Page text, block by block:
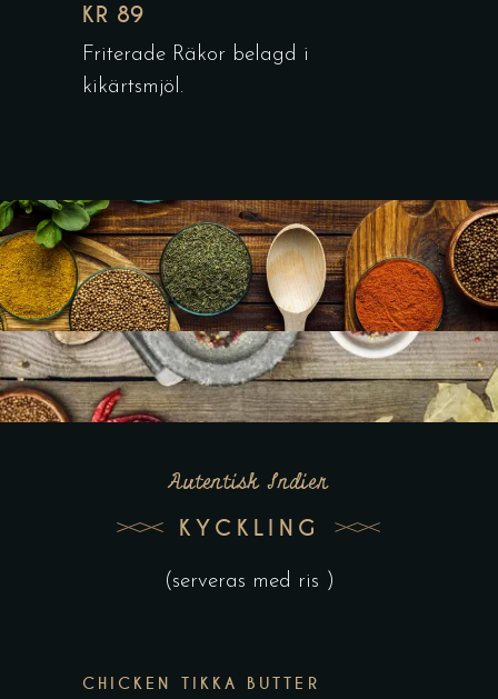
KR 89
Friterade Räkor belagd i
kikärtsmjöl.
Autentisk Indier
KYCKLING
(serveras med ris )
CHICKEN TIKKA BUTTER